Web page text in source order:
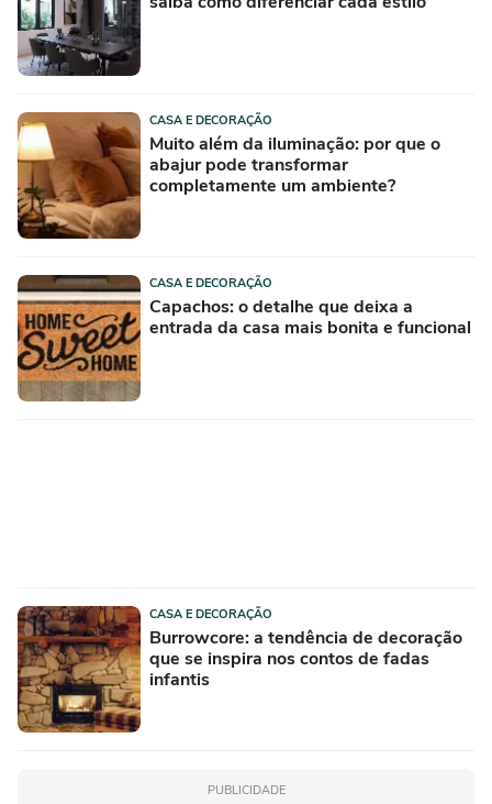
CASA E DECORAÇÃO
Muito além da iluminação: por que o
abajur pode transformar
completamente um ambiente?
CASA E DECORAÇÃO
Capachos: o detalhe que deixa a
entrada da casa mais bonita e funcional
CASA E DECORAÇÃO
Burrowcore: a tendência de decoração
que se inspira nos contos de fadas
infantis
PUBLICIDADE